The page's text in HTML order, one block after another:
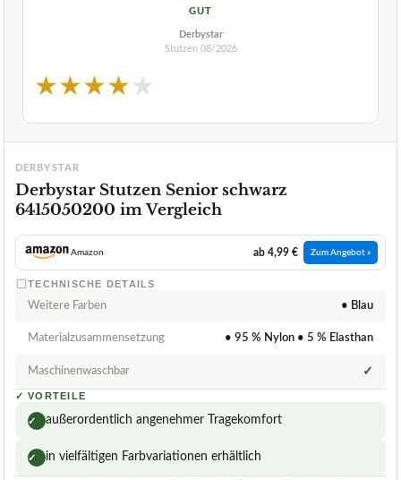
GUT
Derbystar
Stutzen 08/2026
★★★★★
DERBYSTAR
Derbystar Stutzen Senior schwarz
6415050200 im Vergleich
Amazon ab 4,99 € Zum Angebot »
TECHNISCHE DETAILS
Weitere Farben • Blau
Materialzusammensetzung • 95 % Nylon • 5 % Elasthan
Maschinenwaschbar ✓
✓ VORTEILE
✓ außerordentlich angenehmer Tragekomfort
✓ in vielfältigen Farbvariationen erhältlich